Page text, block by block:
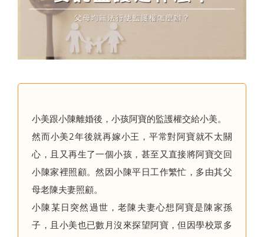
小美跟小陳離婚後，小孩阿寶的監護權交給小美。
然而小美2年後就再嫁小王，平常對阿寶就不太關
心，且又再生了一個小孩，甚至又直接將阿寶交回
小陳家裡照顧。然因小陳平日工作繁忙，多由其父
母老陳夫妻照顧。
小陳某日突然過世，老陳夫妻心想阿寶是陳家孫
子，且小美也已數月沒來探望阿寶，但因學校眾多